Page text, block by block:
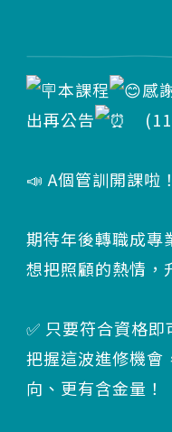
本課程
感
出再公告
📣 A個管訓開課啦！
期待年後轉職成專
想把照顧的熱情，
✅ 只要符合資格即
把握這波進修機會
向、更有含金量！